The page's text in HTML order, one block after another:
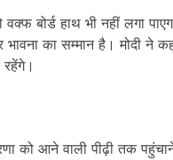
बोर्ड हाथ भी नहीं लगा
भावना का सम्मान है। मोदी ने
को आने वाली पीढ़ी तक